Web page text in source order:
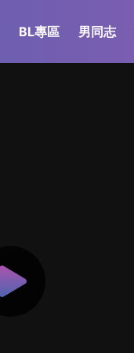
BL專區 男同志